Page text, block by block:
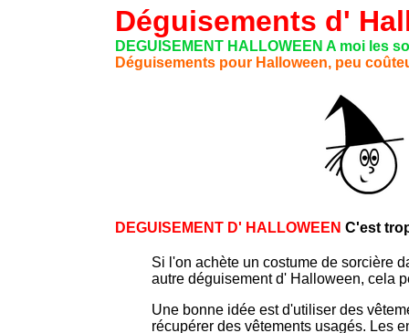
Déguisements d'
DEGUISEMENT HALLOWEEN A moi les
Déguisements pour Halloween, peu
DEGUISEMENT D' HALLOWEEN C'est
Si l'on achète un costume de sorcière
autre déguisement d' Halloween, cela
Une bonne idée est d'utiliser des
récupérer des vêtements usagés. Les